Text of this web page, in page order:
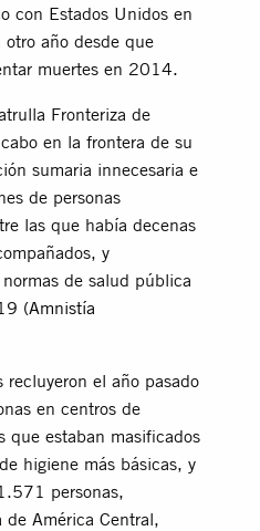
con Estados Unidos en
año desde que
muertes en 2014.
Fronteriza de
en la frontera de su
sumaria innecesaria e
de personas
las que había decenas
y
de salud pública
(Amnistía
recluyeron el año pasado
en centros de
que estaban masificados
higiene más básicas, y
personas,
de América Central,